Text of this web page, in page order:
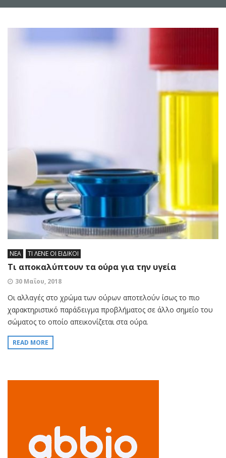
ΝΕΑ ΤΙ ΛΕΝΕ ΟΙ ΕΙΔΙΚΟΙ
Τι αποκαλύπτουν τα ούρα για την υγεία
30 Μαΐου, 2018
Οι αλλαγές στο χρώμα των ούρων αποτελούν ίσως το πιο
χαρακτηριστικό παράδειγμα προβλήματος σε άλλο σημείο του
σώματος το οποίο απεικονίζεται στα ούρα.
READ MORE